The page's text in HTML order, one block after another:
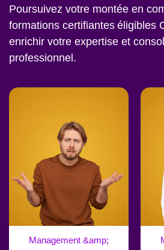
Poursuivez votre montée en
formations certifiantes éligibles
enrichir votre expertise et
professionnel.
Management &amp;